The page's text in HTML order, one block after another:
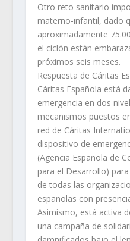
Otro reto sanitario
materno-infantil, dado
aproximadamente
el ciclón están
próximos seis meses.
Respuesta de Cáritas
Cáritas Española está
emergencia en dos
mecanismos puestos
red de Cáritas
dispositivo de
(Agencia Española de
para el Desarrollo)
de todas las
españolas con
Asimismo, está activa
una campaña de